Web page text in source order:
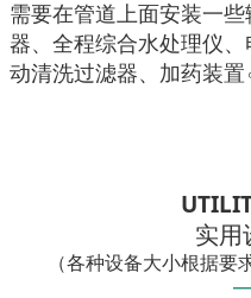
需要在管道上面安装一
器、全程综合水处理仪
动清洗过滤器、加药装置
实用
（各种设备大小根据要